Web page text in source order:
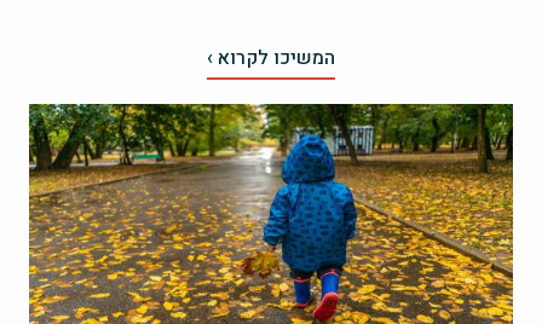
המשיכו לקרוא ›